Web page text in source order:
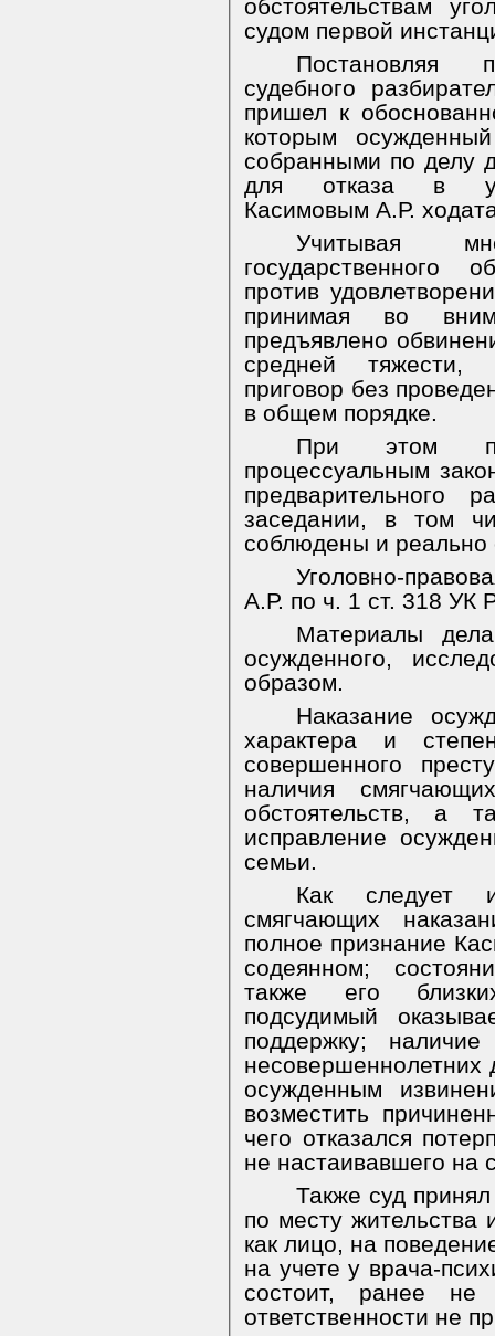
обстоятельствам
судом первой
Постановляя
судебного
пришел к
которым
собранными по делу
для отказа в
Касимовым А.Р.
Учитывая
государственного
против
принимая во
предъявлено
средней тяжести,
приговор без
в общем порядке.
При этом
процессуальным
предварительного
заседании, в том
соблюдены и реально
Уголовно-
А.Р. по ч. 1 ст. 318 УК
Материалы
осужденного,
образом.
Наказание
характера и
совершенного
наличия
обстоятельств, а
исправление
семьи.
Как следует
смягчающих
полное признание
содеянном;
также его
подсудимый
поддержку;
несовершеннолетних
осужденным
возместить
чего отказался
не настаивавшего на
Также суд
по месту жительства
как лицо, на
на учете у врача-
состоит, ранее не
ответственности не